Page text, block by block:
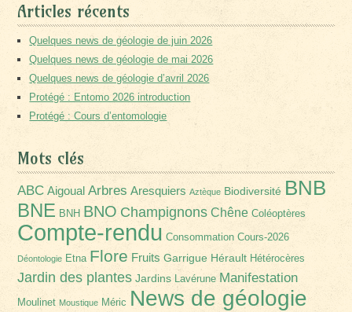
Articles récents
Quelques news de géologie de juin 2026
Quelques news de géologie de mai 2026
Quelques news de géologie d’avril 2026
Protégé : Entomo 2026 introduction
Protégé : Cours d’entomologie
Mots clés
ABC Aigoual Arbres Aresquiers Aztèque Biodiversité BNB
BNE BNH BNO Champignons Chêne Coléoptères
Compte-rendu Consommation Cours-2026
Déontologie Etna Flore Fruits Garrigue Hérault Hétérocères
Jardin des plantes Jardins Lavérune Manifestation
Moulinet Moustique Méric News de géologie